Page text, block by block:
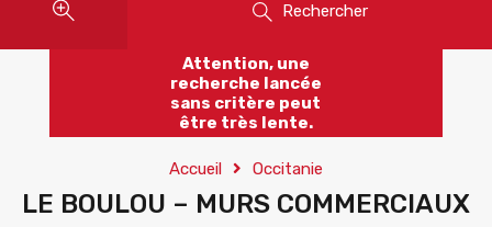
Rechercher
Attention, une
recherche lancée
sans critère peut
être très lente.
Accueil Occitanie
LE BOULOU – MURS COMMERCIAUX